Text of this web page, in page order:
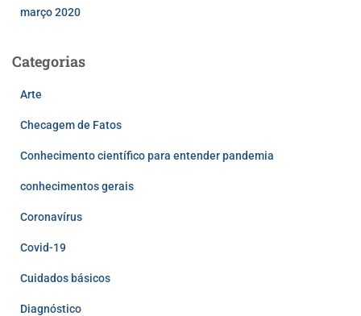
março 2020
Categorias
Arte
Checagem de Fatos
Conhecimento científico para entender pandemia
conhecimentos gerais
Coronavírus
Covid-19
Cuidados básicos
Diagnóstico